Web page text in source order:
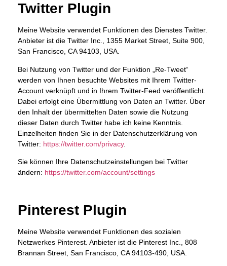
Twitter Plugin
Meine Website verwendet Funktionen des Dienstes Twitter.
Anbieter ist die Twitter Inc., 1355 Market Street, Suite 900,
San Francisco, CA 94103, USA.
Bei Nutzung von Twitter und der Funktion „Re-Tweet“
werden von Ihnen besuchte Websites mit Ihrem Twitter-
Account verknüpft und in Ihrem Twitter-Feed veröffentlicht.
Dabei erfolgt eine Übermittlung von Daten an Twitter. Über
den Inhalt der übermittelten Daten sowie die Nutzung
dieser Daten durch Twitter habe ich keine Kenntnis.
Einzelheiten finden Sie in der Datenschutzerklärung von
Twitter: https://twitter.com/privacy.
Sie können Ihre Datenschutzeinstellungen bei Twitter
ändern: https://twitter.com/account/settings
Pinterest Plugin
Meine Website verwendet Funktionen des sozialen
Netzwerkes Pinterest. Anbieter ist die Pinterest Inc., 808
Brannan Street, San Francisco, CA 94103-490, USA.